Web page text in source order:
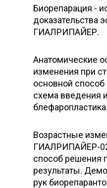
Биорепарация -
доказательства
ГИАЛРИПАЙЕР.
Анатомические
изменения при
основной
схема введения
Возрастные
ГИАЛРИПАЙЕР-
способ решения
результаты.
рук